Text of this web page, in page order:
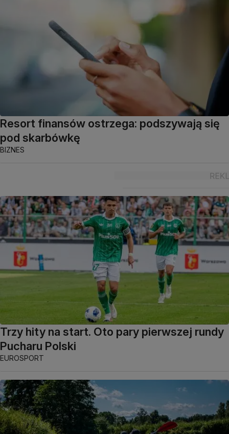
Resort finansów ostrzega: podszywają się
pod skarbówkę
BIZNES
Trzy hity na start. Oto pary pierwszej rundy
Pucharu Polski
EUROSPORT